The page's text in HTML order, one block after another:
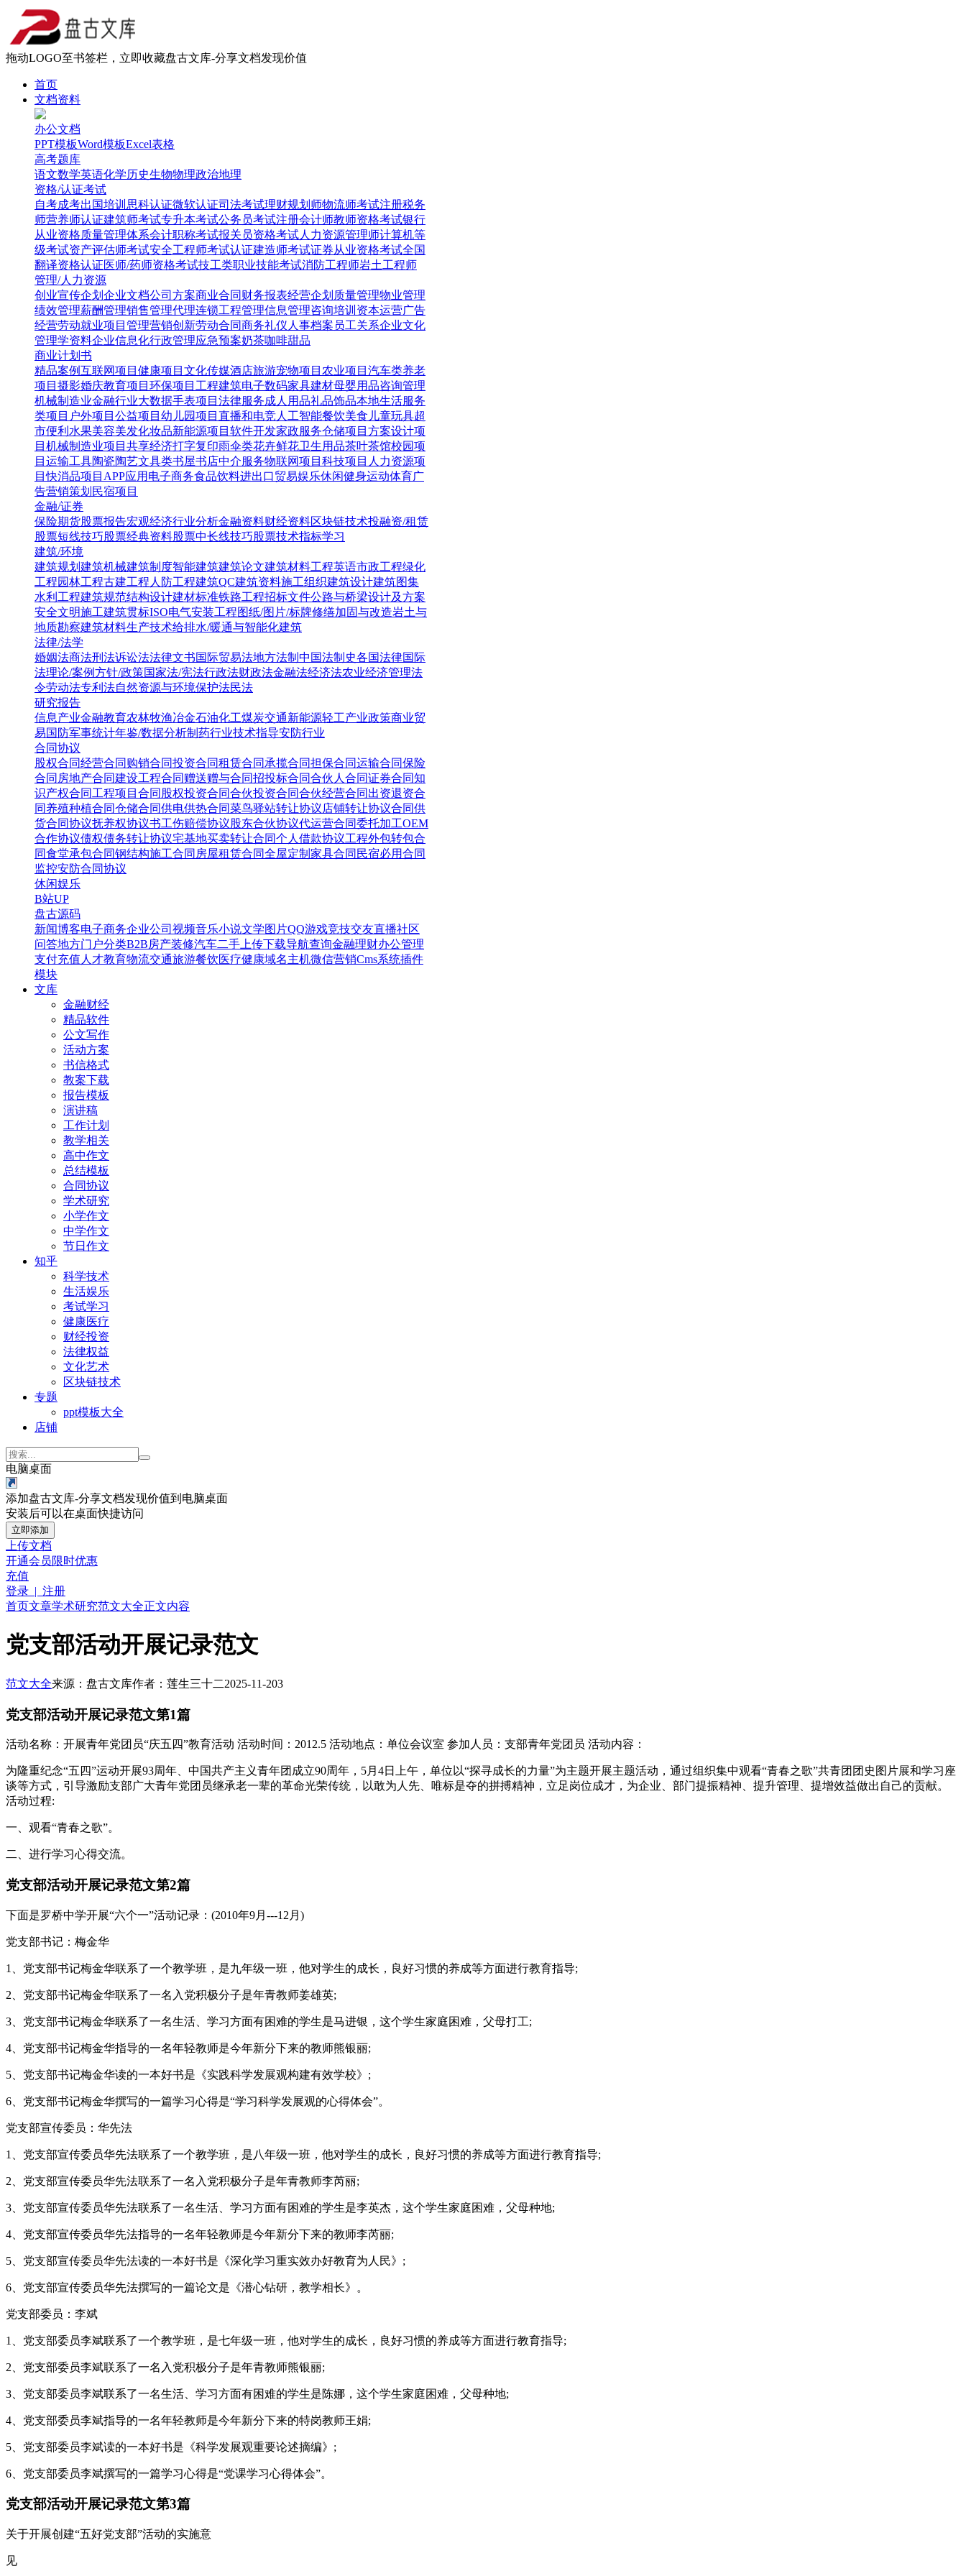
拖动LOGO至书签栏，立即收藏盘古文库-分享文档发现价值
首页
文档资料
办公文档
PPT模板Word模板Excel表格
高考题库
语文数学英语化学历史生物物理政治地理
资格/认证考试
自考成考出国培训 思科认证微软认证司法考试理财规划师物流师考试注册税务
师营养师认证建筑师考试专升本考试公务员考试注册会计师教师资格考试银行
从业资格质量管理体系会计职称考试报关员资格考试人力资源管理师计算机等
级考试资产评估师考试安全工程师考试认证建造师考试证券从业资格考试全国
翻译资格认证医师/药师资格考试技工类职业技能考试消防工程师岩土工程师
管理/人力资源
创业宣传企划 企业文档公司方案商业合同 财务报表经营企划 质量管理物业管理
绩效管理薪酬管理销售管理代理连锁工程管理信息管理咨询培训 资本运营广告
经营劳动就业项目管理营销创新劳动合同商务礼仪 人事档案 员工关系企业文化
管理学资料企业信息化行政管理应急预案奶茶咖啡甜品
商业计划书
精品案例互联网项目 健康项目 文化传媒酒店旅游宠物项目 农业项目 汽车类养老
项目 摄影婚庆教育项目 环保项目 工程建筑电子数码家具建材母婴用品咨询管理
机械制造业金融行业大数据手表项目 法律服务成人用品礼品饰品本地生活服务
类项目 户外项目 公益项目 幼儿园项目 直播和电竞人工智能餐饮美食 儿童玩具超
市便利水果美容美发化妆品新能源项目 软件开发家政服务仓储项目 方案设计项
目 机械制造业项目 共享经济打字复印雨伞类花卉鲜花卫生用品茶叶茶馆校园项
目 运输工具陶瓷陶艺文具类书屋书店中介服务物联网项目 科技项目 人力资源项
目快消品项目 APP应用 电子商务食品饮料进出口贸易娱乐休闲健身运动体育广
告营销策划 民宿项目
金融/证券
保险期货股票报告宏观经济行业分析金融资料财经资料区块链技术投融资/租赁
股票短线技巧股票经典资料股票中长线技巧股票技术指标学习
建筑/环境
建筑规划 建筑机械建筑制度智能建筑建筑论文建筑材料工程英语市政工程绿化
工程园林工程古建工程 人防工程建筑QC建筑资料施工组织建筑设计建筑图集
水利工程建筑规范结构设计建材标准铁路工程招标文件公路与桥梁设计及方案
安全文明施工建筑贯标ISO电气安装工程图纸/图片/标牌修缮加固与改造岩土与
地质勘察建筑材料生产技术给排水/暖通与智能化建筑
法律/法学
婚姻法商法刑法诉讼法法律文书国际贸易法地方法制 中国法制史各国法律国际
法理论/案例方针/政策国家法/宪法行政法财政法金融法经济法农业经济管理法
令劳动法专利法自然资源与环境保护法民法
研究报告
信息产业金融教育农林牧渔冶金石油化工煤炭交通新能源轻工产业政策商业贸
易国防军事统计年鉴/数据分析制药行业技术指导安防行业
合同协议
股权合同经营合同 购销合同投资合同租赁合同 承揽合同担保合同运输合同保险
合同 房地产合同建设工程合同 赠送赠与合同招投标合同合伙人合同证券合同知
识产权合同 工程项目合同 股权投资合同合伙投资合同合伙经营合同 出资退资合
同 养殖种植合同仓储合同供电供热合同菜鸟驿站转让协议店铺转让协议合同供
货合同协议抚养权协议书工伤赔偿协议股东合伙协议代运营合同委托加工OEM
合作协议债权债务转让协议宅基地买卖转让合同个人借款协议工程外包转包合
同食堂承包合同钢结构施工合同 房屋租赁合同全屋定制家具合同 民宿必用合同
监控安防合同协议
休闲娱乐
B站UP
盘古源码
新闻博客电子商务企业公司 视频音乐小说文学图片QQ游戏竞技交友直播社区
问答地方门户分类B2B房产装修汽车二手 上传下载导航查询金融理财办公管理
支付充值 人才教育物流交通旅游餐饮医疗健康域名主机微信营销Cms系统插件
模块
文库
金融财经
精品软件
公文写作
活动方案
书信格式
教案下载
报告模板
演讲稿
工作计划
教学相关
高中作文
总结模板
合同协议
学术研究
小学作文
中学作文
节日作文
知乎
科学技术
生活娱乐
考试学习
健康医疗
财经投资
法律权益
文化艺术
区块链技术
专题
ppt模板大全
店铺
电脑桌面
添加盘古文库-分享文档发现价值到电脑桌面
安装后可以在桌面快捷访问
立即添加
上传文档
开通会员限时优惠
充值
登录 | 注册
首页文章学术研究范文大全正文内容
党支部活动开展记录范文
范文大全来源：盘古文库作者：莲生三十二2025-11-203
党支部活动开展记录范文第1篇
活动名称：开展青年党团员“庆五四”教育活动 活动时间：2012.5 活动地点：单位会议室 参加人员：支部青年党团员 活动内容：
为隆重纪念“五四”运动开展93周年、中国共产主义青年团成立90周年，5月4日上午，单位以“探寻成长的力量”为主题开展主题活动，通过组织集中观看“青春之歌”共青团团史图片展和学习座
谈等方式，引导激励支部广大青年党团员继承老一辈的革命光荣传统，以敢为人先、唯标是夺的拼搏精神，立足岗位成才，为企业、部门提振精神、提升管理、提增效益做出自己的贡献。
活动过程:
一、观看“青春之歌”。
二、进行学习心得交流。
党支部活动开展记录范文第2篇
下面是罗桥中学开展“六个一”活动记录：(2010年9月---12月)
党支部书记：梅金华
1、党支部书记梅金华联系了一个教学班，是九年级一班，他对学生的成长，良好习惯的养成等方面进行教育指导;
2、党支部书记梅金华联系了一名入党积极分子是年青教师姜雄英;
3、党支部书记梅金华联系了一名生活、学习方面有困难的学生是马进银，这个学生家庭困难，父母打工;
4、党支部书记梅金华指导的一名年轻教师是今年新分下来的教师熊银丽;
5、党支部书记梅金华读的一本好书是《实践科学发展观构建有效学校》;
6、党支部书记梅金华撰写的一篇学习心得是“学习科学发展观的心得体会”。
党支部宣传委员：华先法
1、党支部宣传委员华先法联系了一个教学班，是八年级一班，他对学生的成长，良好习惯的养成等方面进行教育指导;
2、党支部宣传委员华先法联系了一名入党积极分子是年青教师李芮丽;
3、党支部宣传委员华先法联系了一名生活、学习方面有困难的学生是李英杰，这个学生家庭困难，父母种地;
4、党支部宣传委员华先法指导的一名年轻教师是今年新分下来的教师李芮丽;
5、党支部宣传委员华先法读的一本好书是《深化学习重实效办好教育为人民》;
6、党支部宣传委员华先法撰写的一篇论文是《潜心钻研，教学相长》。
党支部委员：李斌
1、党支部委员李斌联系了一个教学班，是七年级一班，他对学生的成长，良好习惯的养成等方面进行教育指导;
2、党支部委员李斌联系了一名入党积极分子是年青教师熊银丽;
3、党支部委员李斌联系了一名生活、学习方面有困难的学生是陈娜，这个学生家庭困难，父母种地;
4、党支部委员李斌指导的一名年轻教师是今年新分下来的特岗教师王娟;
5、党支部委员李斌读的一本好书是《科学发展观重要论述摘编》;
6、党支部委员李斌撰写的一篇学习心得是“党课学习心得体会”。
党支部活动开展记录范文第3篇
关于开展创建“五好党支部”活动的实施意
见